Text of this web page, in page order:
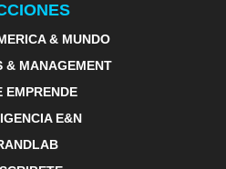
& MUNDO
& MANAGEMENT
EMPRENDE
E&N